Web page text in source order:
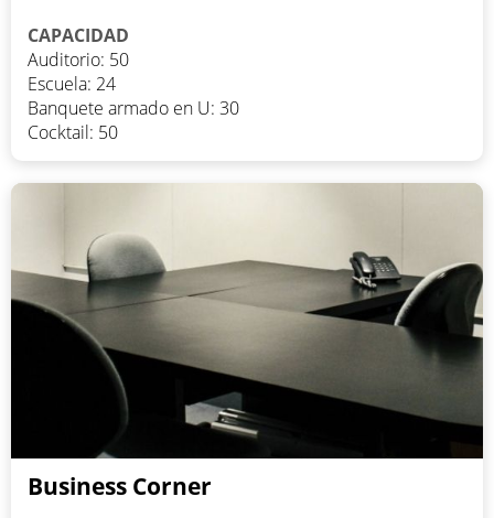
CAPACIDAD
Auditorio: 50
Escuela: 24
Banquete armado en U: 30
Cocktail: 50
Business Corner